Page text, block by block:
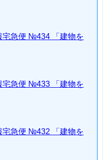
宅急便 №434 「建物を
宅急便 №433 「建物を
宅急便 №432 「建物を